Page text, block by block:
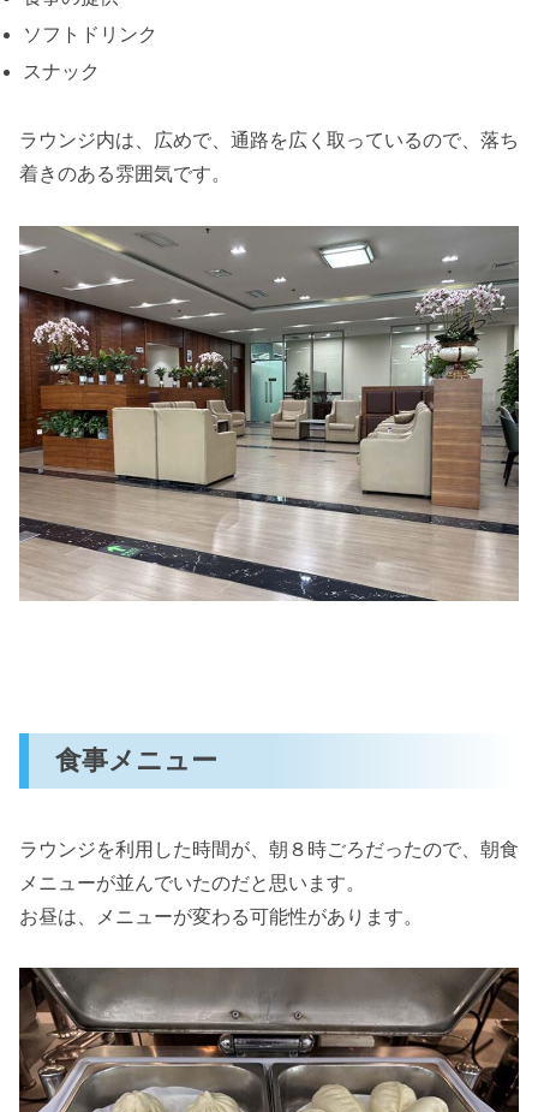
ソフトドリンク
スナック
ラウンジ内は、広めで、通路を広く取っているので、落ち
着きのある雰囲気です。
食事メニュー
ラウンジを利用した時間が、朝８時ごろだったので、朝食
メニューが並んでいたのだと思います。
お昼は、メニューが変わる可能性があります。